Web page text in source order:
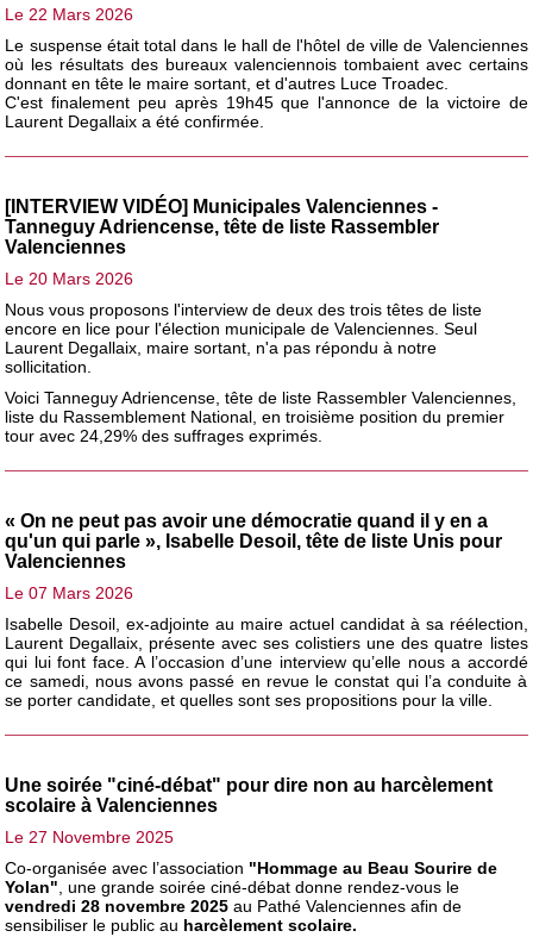
Le 22 Mars 2026
Le suspense était total dans le hall de l'hôtel de ville de Valenciennes
où les résultats des bureaux valenciennois tombaient avec certains
donnant en tête le maire sortant, et d'autres Luce Troadec.
C'est finalement peu après 19h45 que l'annonce de la victoire de
Laurent Degallaix a été confirmée.
[INTERVIEW VIDÉO] Municipales Valenciennes -
Tanneguy Adriencense, tête de liste Rassembler
Valenciennes
Le 20 Mars 2026
Nous vous proposons l'interview de deux des trois têtes de liste
encore en lice pour l'élection municipale de Valenciennes. Seul
Laurent Degallaix, maire sortant, n'a pas répondu à notre
sollicitation.
Voici Tanneguy Adriencense, tête de liste Rassembler Valenciennes,
liste du Rassemblement National, en troisième position du premier
tour avec 24,29% des suffrages exprimés.
« On ne peut pas avoir une démocratie quand il y en a
qu'un qui parle », Isabelle Desoil, tête de liste Unis pour
Valenciennes
Le 07 Mars 2026
Isabelle Desoil, ex-adjointe au maire actuel candidat à sa réélection,
Laurent Degallaix, présente avec ses colistiers une des quatre listes
qui lui font face. A l’occasion d’une interview qu’elle nous a accordé
ce samedi, nous avons passé en revue le constat qui l’a conduite à
se porter candidate, et quelles sont ses propositions pour la ville.
Une soirée "ciné-débat" pour dire non au harcèlement
scolaire à Valenciennes
Le 27 Novembre 2025
Co-organisée avec l’association "Hommage au Beau Sourire de
Yolan", une grande soirée ciné-débat donne rendez-vous le
vendredi 28 novembre 2025 au Pathé Valenciennes afin de
sensibiliser le public au harcèlement scolaire.